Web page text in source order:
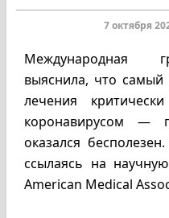
7 октября
Международная
выяснила, что
лечения
коронавирусом —
оказался
ссылаясь на
American Medical